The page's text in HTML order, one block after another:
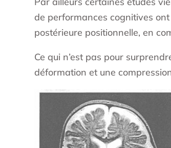
de performances cognitives
postérieure positionnelle, en
Ce qui n’est pas pour
déformation et une